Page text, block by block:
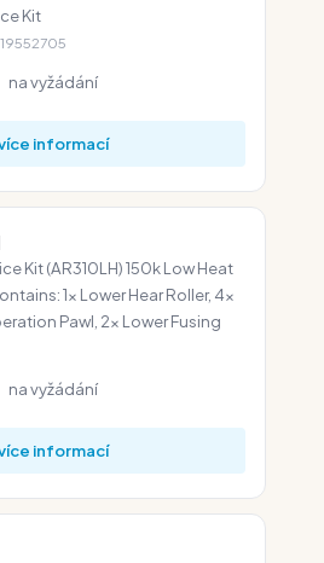
Kit
na vyžádání
informací
Kit (AR310LH) 150k Low Heat
1x Lower Hear Roller, 4x
Pawl, 2x Lower Fusing
na vyžádání
informací